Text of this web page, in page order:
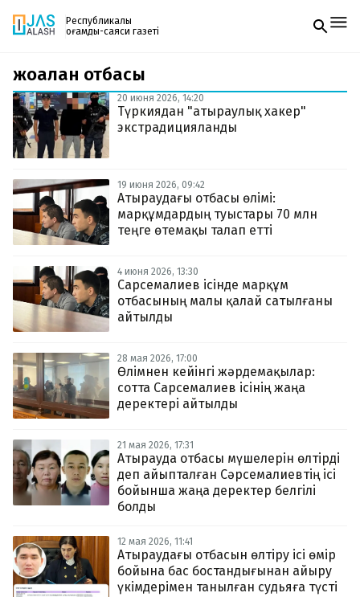
Республикалық
қоғамдық-саяси газеті
Жаңалықтар
Спорт
Live
Руханият
Аймақ
Архив
Заң және тәртіп
Редакциямен байланыс
+7 708 604 51 06
Жарнама бөлімі
Пошта
zhasalash100@gmail.com
Газетке жазылу
PDF форматтағы газетті ай сайын электронды
поштаңызға алып отырыңыз. Жаңа нөмір
шыққан сәтте сізге бірден жіберіледі. Тек email
жоғалған отбасы
20 июня 2026, 14:20
Түркиядан "атыраулық хакер"
экстрадицияланды
19 июня 2026, 09:42
Атыраудағы отбасы өлімі:
марқұмдардың туыстары 70 млн
теңге өтемақы талап етті
4 июня 2026, 13:30
Сарсемалиев ісінде марқұм
отбасының малы қалай сатылғаны
айтылды
28 мая 2026, 17:00
Өлімнен кейінгі жәрдемақылар:
сотта Сарсемалиев ісінің жаңа
деректері айтылды
21 мая 2026, 17:31
Атырауда отбасы мүшелерін өлтірді
деп айыпталған Сәрсемалиевтің ісі
бойынша жаңа деректер белгілі
болды
12 мая 2026, 11:41
Атыраудағы отбасын өлтіру ісі өмір
бойына бас бостандығынан айыру
үкімдерімен танылған судьяға түсті